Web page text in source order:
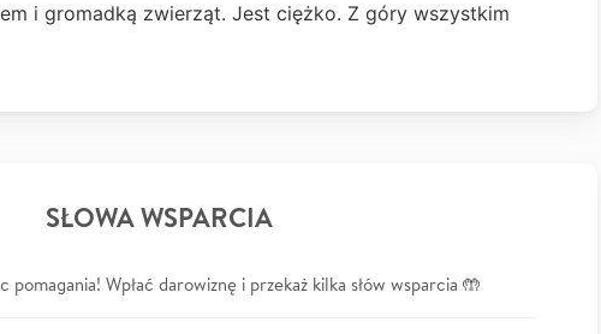
i gromadką zwierząt. Jest ciężko. Z góry wszystkim
SŁOWA WSPARCIA
pomagania! Wpłać darowiznę i przekaż kilka słów wsparcia 🤲